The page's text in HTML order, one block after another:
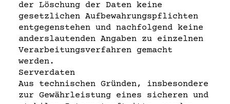
der Löschung der Daten keine
gesetzlichen Aufbewahrungspflichten
entgegenstehen und nachfolgend keine
anderslautenden Angaben zu einzelnen
Verarbeitungsverfahren gemacht
werden.
Serverdaten
Aus technischen Gründen, insbesondere
zur Gewährleistung eines sicheren und